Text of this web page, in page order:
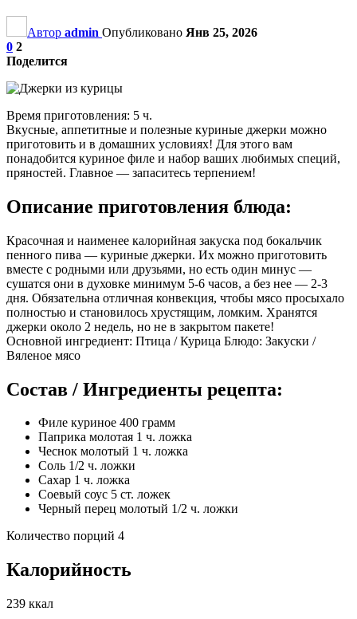
Автор admin Опубликовано Янв 25, 2026
0 2
Поделится
Время приготовления: 5 ч.
Вкусные, аппетитные и полезные куриные джерки можно
приготовить и в домашних условиях! Для этого вам
понадобится куриное филе и набор ваших любимых специй,
пряностей. Главное — запаситесь терпением!
Описание приготовления блюда:
Красочная и наименее калорийная закуска под бокальчик
пенного пива — куриные джерки. Их можно приготовить
вместе с родными или друзьями, но есть один минус —
сушатся они в духовке минимум 5-6 часов, а без нее — 2-3
дня. Обязательна отличная конвекция, чтобы мясо просыхало
полностью и становилось хрустящим, ломким. Хранятся
джерки около 2 недель, но не в закрытом пакете!
Основной ингредиент: Птица / Курица Блюдо: Закуски /
Вяленое мясо
Состав / Ингредиенты рецепта:
Филе куриное 400 грамм
Паприка молотая 1 ч. ложка
Чеснок молотый 1 ч. ложка
Соль 1/2 ч. ложки
Сахар 1 ч. ложка
Соевый соус 5 ст. ложек
Черный перец молотый 1/2 ч. ложки
Количество порций 4
Калорийность
239 ккал